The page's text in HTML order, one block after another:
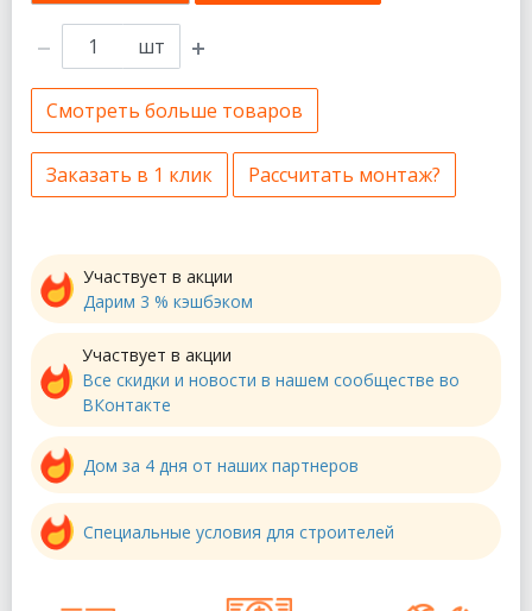
шт
Смотреть больше товаров
Заказать в 1 клик Рассчитать монтаж?
Участвует в акции
Дарим 3 % кэшбэком
Участвует в акции
Все скидки и новости в нашем сообществе во
ВКонтакте
Дом за 4 дня от наших партнеров
Специальные условия для строителей